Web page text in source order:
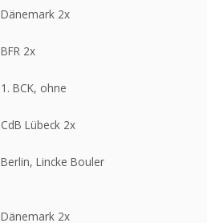
Dänemark 2x
BFR 2x
1. BCK, ohne
CdB Lübeck 2x
Berlin, Lincke Bouler
Dänemark 2x